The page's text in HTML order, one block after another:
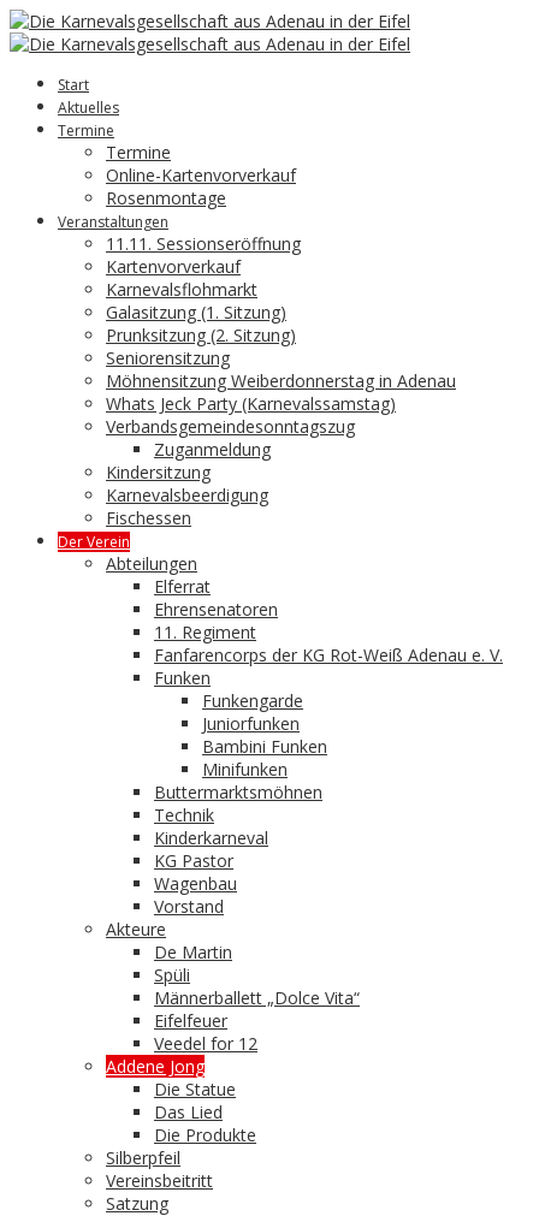
Start
Aktuelles
Termine
Termine
Online-Kartenvorverkauf
Rosenmontage
Veranstaltungen
11.11. Sessionseröffnung
Kartenvorverkauf
Karnevalsflohmarkt
Galasitzung (1. Sitzung)
Prunksitzung (2. Sitzung)
Seniorensitzung
Möhnensitzung Weiberdonnerstag in Adenau
Whats Jeck Party (Karnevalssamstag)
Verbandsgemeindesonntagszug
Zuganmeldung
Kindersitzung
Karnevalsbeerdigung
Fischessen
Der Verein
Abteilungen
Elferrat
Ehrensenatoren
11. Regiment
Fanfarencorps der KG Rot-Weiß Adenau e. V.
Funken
Funkengarde
Juniorfunken
Bambini Funken
Minifunken
Buttermarktsmöhnen
Technik
Kinderkarneval
KG Pastor
Wagenbau
Vorstand
Akteure
De Martin
Spüli
Männerballett „Dolce Vita“
Eifelfeuer
Veedel for 12
Addene Jong
Die Statue
Das Lied
Die Produkte
Silberpfeil
Vereinsbeitritt
Satzung